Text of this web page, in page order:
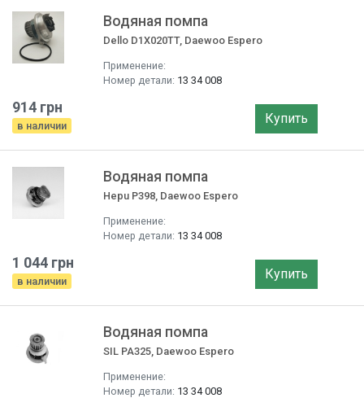
Водяная помпа
Dello D1X020TT, Daewoo Espero
Применение:
Номер детали: 13 34 008
914 грн
в наличии Купить
Водяная помпа
Hepu P398, Daewoo Espero
Применение:
Номер детали: 13 34 008
1 044 грн
в наличии Купить
Водяная помпа
SIL PA325, Daewoo Espero
Применение:
Номер детали: 13 34 008